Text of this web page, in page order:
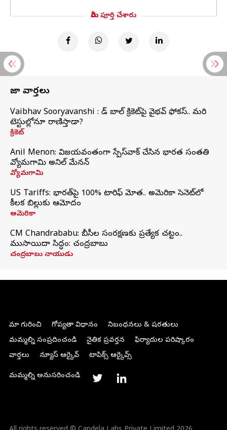
మీరు పూర్తి చేశారు
తాజా వార్తలు
Vaibhav Sooryavanshi : రెడ్ బాల్ క్రికెట్‌పై వైభవ్ ఫోకస్.. మరి
టెస్టుల్లోనూ రాణిస్తాడా?
క్రికెట్
Anil Menon: విజయవంతంగా స్పేస్‌వాక్‌ చేసిన భారత సంతతి
వ్యోమగామి అనిల్‌ మేనన్
వ్యోమగామి
US Tariffs: భారత్‌పై 100% టారిఫ్‌ మోత.. అమెరికా సెనెట్‌లో
కీలక బిల్లుకు ఆమోదం
అమెరికా
CM Chandrababu: బీసీల సంరక్షణకు ప్రత్యేక చట్టం..
ముసాయిదా సిద్ధం: చంద్రబాబు
చంద్రబాబు నాయుడు
మా గురించి గోప్యతా విధానం
నిబంధనలు & షరతులు
మమ్మల్ని సంప్రదించండి
నైతిక ప్రవర్తన
ఫిర్యాదుల పరిష్కారం
వార్తలు
న్యూస్ ఆర్కైవ్ టాపిక్స్ ఆర్కైవ్స్
మమ్మల్ని అనుసరించండి